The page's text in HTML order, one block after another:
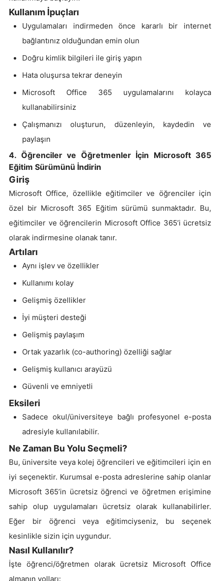
Kullanım İpuçları
Uygulamaları indirmeden önce kararlı bir internet
bağlantınız olduğundan emin olun
Doğru kimlik bilgileri ile giriş yapın
Hata oluşursa tekrar deneyin
Microsoft Office 365 uygulamalarını kolayca
kullanabilirsiniz
Çalışmanızı oluşturun, düzenleyin, kaydedin ve
paylaşın
4. Öğrenciler ve Öğretmenler İçin Microsoft 365
Eğitim Sürümünü İndirin
Giriş
Microsoft Office, özellikle eğitimciler ve öğrenciler için
özel bir Microsoft 365 Eğitim sürümü sunmaktadır. Bu,
eğitimciler ve öğrencilerin Microsoft Office 365’i ücretsiz
olarak indirmesine olanak tanır.
Artıları
Aynı işlev ve özellikler
Kullanımı kolay
Gelişmiş özellikler
İyi müşteri desteği
Gelişmiş paylaşım
Ortak yazarlık (co-authoring) özelliği sağlar
Gelişmiş kullanıcı arayüzü
Güvenli ve emniyetli
Eksileri
Sadece okul/üniversiteye bağlı profesyonel e-posta
adresiyle kullanılabilir.
Ne Zaman Bu Yolu Seçmeli?
Bu, üniversite veya kolej öğrencileri ve eğitimcileri için en
iyi seçenektir. Kurumsal e-posta adreslerine sahip olanlar
Microsoft 365’in ücretsiz öğrenci ve öğretmen erişimine
sahip olup uygulamaları ücretsiz olarak kullanabilirler.
Eğer bir öğrenci veya eğitimciyseniz, bu seçenek
kesinlikle sizin için uygundur.
Nasıl Kullanılır?
İşte öğrenci/öğretmen olarak ücretsiz Microsoft Office
almanın yolları: